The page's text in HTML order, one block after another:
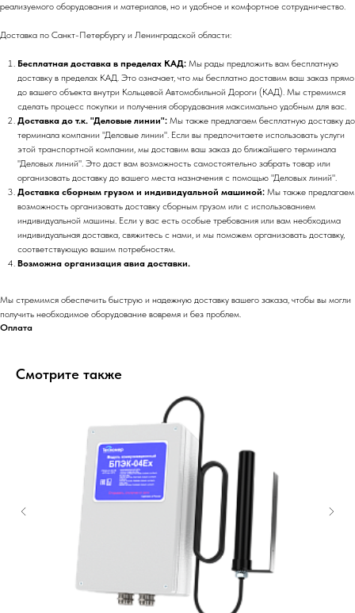
реализуемого оборудования и материалов, но и удобное и комфортное сотрудничество.
Доставка по Санкт-Петербургу и Ленинградской области:
Бесплатная доставка в пределах КАД: Мы рады предложить вам бесплатную
доставку в пределах КАД. Это означает, что мы бесплатно доставим ваш заказ прямо
до вашего объекта внутри Кольцевой Автомобильной Дороги (КАД). Мы стремимся
сделать процесс покупки и получения оборудования максимально удобным для вас.
Доставка до т.к. "Деловые линии": Мы также предлагаем бесплатную доставку до
терминала компании "Деловые линии". Если вы предпочитаете использовать услуги
этой транспортной компании, мы доставим ваш заказ до ближайшего терминала
"Деловых линий". Это даст вам возможность самостоятельно забрать товар или
организовать доставку до вашего места назначения с помощью "Деловых линий".
Доставка сборным грузом и индивидуальной машиной: Мы также предлагаем
возможность организовать доставку сборным грузом или с использованием
индивидуальной машины. Если у вас есть особые требования или вам необходима
индивидуальная доставка, свяжитесь с нами, и мы поможем организовать доставку,
соответствующую вашим потребностям.
Возможна организация авиа доставки.
Мы стремимся обеспечить быструю и надежную доставку вашего заказа, чтобы вы могли
получить необходимое оборудование вовремя и без проблем.
Оплата
Смотрите также